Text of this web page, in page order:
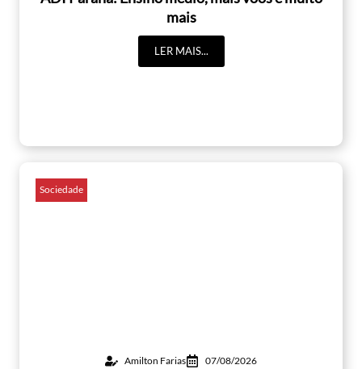
mais
LER MAIS...
Sociedade
Amilton Farias 07/08/2026